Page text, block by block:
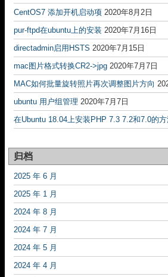
CentOS7 添加开机启动项 2020年8月2日
pur-ftpd在ubuntu上的安装 2020年7月16日
directadmin启用HSTS 2020年7月15日
mac图片格式转换CR2->jpg 2020年7月7日
MAC如何批量旋转照片再次调整图片方向
ubuntu 用户组管理 2020年7月7日
在Ubuntu 18.04上安装PHP 7.3 7.2和7.0的
归档
2025 年 6 月
2025 年 1 月
2024 年 8 月
2024 年 7 月
2024 年 5 月
2024 年 4 月